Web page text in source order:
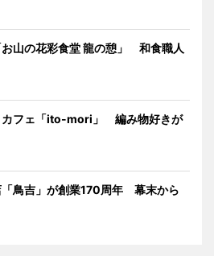
山の花彩食堂 龍の憩」 和食職人
カフェ「ito-mori」 編み物好きが
「鳥吉」が創業170周年 幕末から